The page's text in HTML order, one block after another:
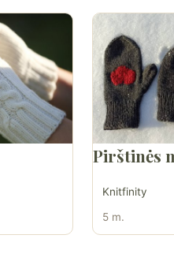
Pirštinės
Knitfinity
5 m.